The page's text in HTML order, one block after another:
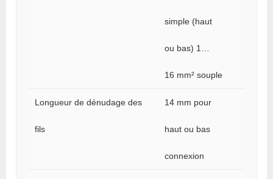
simple (haut
ou bas) 1…
16 mm² souple
Longueur de dénudage des
fils
14 mm pour
haut ou bas
connexion